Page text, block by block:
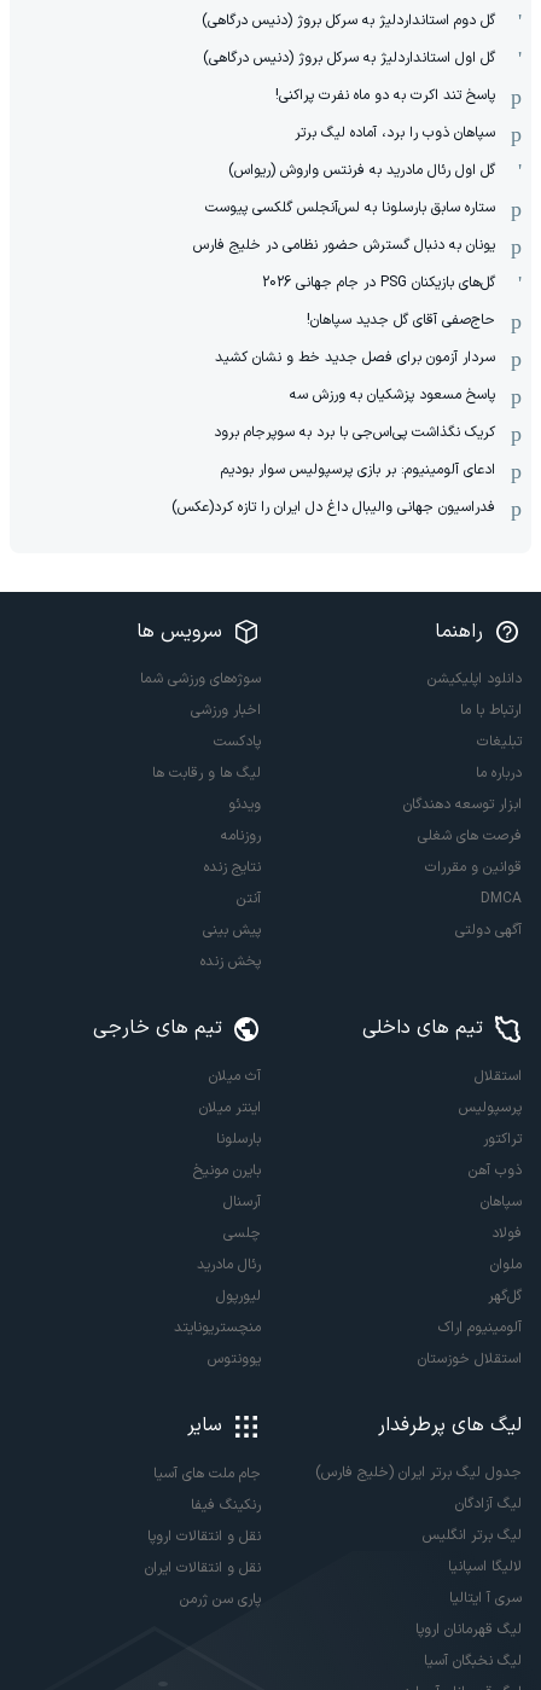
گل دوم استانداردلیژ به سرکل بروژ (دنیس درگاهی)
گل اول استانداردلیژ به سرکل بروژ (دنیس درگاهی)
پاسخ تند اکرت به دو ماه نفرت پراکنی!
سپاهان ذوب را برد، آماده لیگ برتر
گل اول رئال مادرید به فرنتس واروش (ریواس)
ستاره سابق بارسلونا به لس‌آنجلس گلکسی پیوست
یونان به دنبال گسترش حضور نظامی در خلیج فارس
گل‌های بازیکنان PSG در جام جهانی 2026
حاج‌صفی آقای گل جدید سپاهان!
سردار آزمون برای فصل جدید خط و نشان کشید
پاسخ مسعود پزشکیان به ورزش سه
کریک نگذاشت پی‌اس‌جی با برد به سوپرجام برود
ادعای آلومینیوم: بر بازی پرسپولیس سوار بودیم
فدراسیون جهانی والیبال داغ دل ایران را تازه کرد(عکس)
راهنما
دانلود اپلیکیشن
ارتباط با ما
تبلیغات
درباره ما
ابزار توسعه دهندگان
فرصت های شغلی
قوانین و مقررات
DMCA
آگهی دولتی
سرویس ها
سوژه‌های ورزشی شما
اخبار ورزشی
پادکست
لیگ ها و رقابت ها
ویدئو
روزنامه
نتایج زنده
آنتن
پیش بینی
پخش زنده
تیم های داخلی
استقلال
پرسپولیس
تراکتور
ذوب آهن
سپاهان
فولاد
ملوان
گل‌گهر
آلومینیوم اراک
استقلال خوزستان
تیم های خارجی
آث میلان
اینتر میلان
بارسلونا
بایرن مونیخ
آرسنال
چلسی
رئال مادرید
لیورپول
منچستریونایتد
یوونتوس
لیگ های پرطرفدار
جدول لیگ برتر ایران (خلیج فارس)
لیگ آزادگان
لیگ برتر انگلیس
لالیگا اسپانیا
سری آ ایتالیا
لیگ قهرمانان اروپا
لیگ نخبگان آسیا
سایر
جام ملت های آسیا
رنکینگ فیفا
نقل و انتقالات اروپا
نقل و انتقالات ایران
پاری سن ژرمن